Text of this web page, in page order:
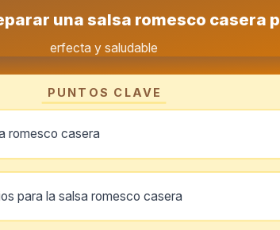
una salsa romesco casera p
erfecta y saludable
PUNTOS CLAVE
romesco casera
para la salsa romesco casera